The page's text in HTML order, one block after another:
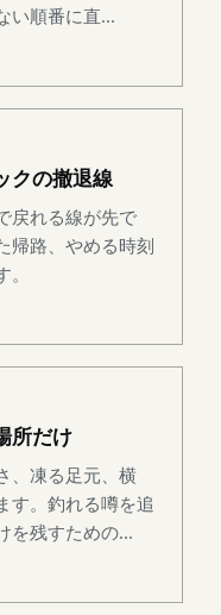
い順番に直...
クの撤退線
戻れる線が先で
帰路、やめる時刻
所だけ
、凍る足元、横
す。釣れる噂を追
を残すための...